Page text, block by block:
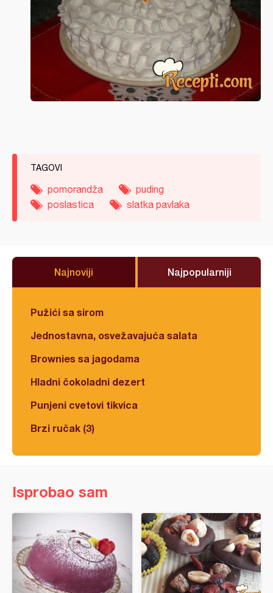
TAGOVI
pomorandža
puding
poslastica
slatka pavlaka
Najnoviji Najpopularniji
Pužići sa sirom
Jednostavna, osvežavajuća salata
Brownies sa jagodama
Hladni čokoladni dezert
Punjeni cvetovi tikvica
Brzi ručak (3)
Isprobao sam